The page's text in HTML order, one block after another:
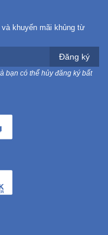
và khuyến mãi khủng từ
Đăng ký
bạn có thể hủy đăng ký bất